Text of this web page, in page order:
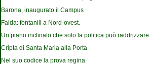
Barona, inaugurato il Campus
Falda: fontanili a Nord-ovest.
Un piano inclinato che solo la politica può raddrizzare
Cripta di Santa Maria alla Porta
Nel suo codice la prova regina